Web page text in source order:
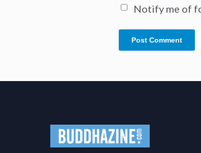
Notify me of